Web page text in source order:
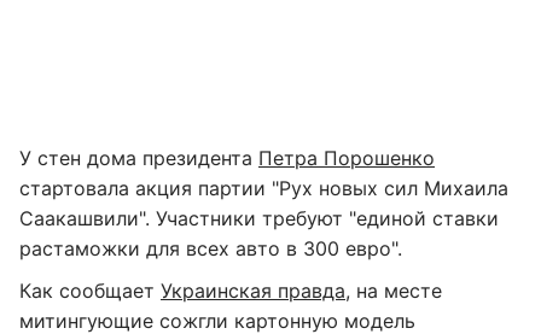
У стен дома президента Петра Порошенко
стартовала акция партии "Рух новых сил Михаила
Саакашвили". Участники требуют "единой ставки
растаможки для всех авто в 300 евро".
Как сообщает Украинская правда, на месте
митингующие сожгли картонную модель